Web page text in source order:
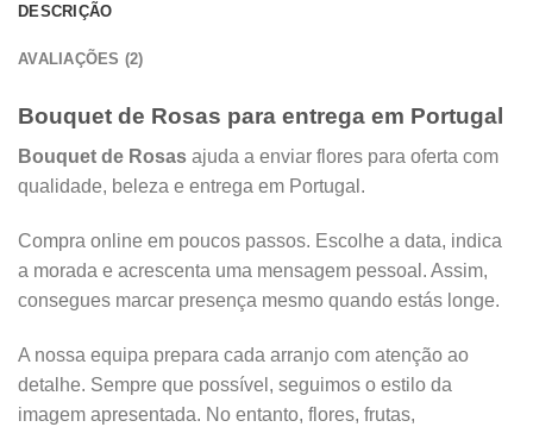
DESCRIÇÃO
AVALIAÇÕES (2)
Bouquet de Rosas para entrega em Portugal
Bouquet de Rosas ajuda a enviar flores para oferta com
qualidade, beleza e entrega em Portugal.
Compra online em poucos passos. Escolhe a data, indica
a morada e acrescenta uma mensagem pessoal. Assim,
consegues marcar presença mesmo quando estás longe.
A nossa equipa prepara cada arranjo com atenção ao
detalhe. Sempre que possível, seguimos o estilo da
imagem apresentada. No entanto, flores, frutas,